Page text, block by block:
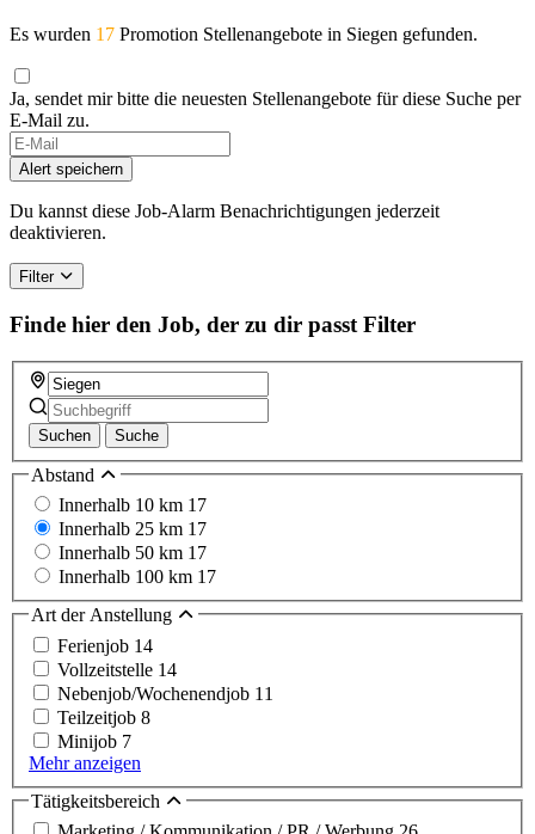
Es wurden 17 Promotion Stellenangebote in Siegen gefunden.
Ja, sendet mir bitte die neuesten Stellenangebote für diese Suche per
E-Mail zu.
If
you
are
a
human,
this
field
Alert speichern
Du kannst diese Job-Alarm Benachrichtigungen jederzeit
deaktivieren.
Filter
Finde hier den Job, der zu dir passt Filter
Suchen Suche
Abstand
Innerhalb 10 km 17
Innerhalb 25 km 17
Innerhalb 50 km 17
Innerhalb 100 km 17
Art der Anstellung
Ferienjob 14
Vollzeitstelle 14
Nebenjob/Wochenendjob 11
Teilzeitjob 8
Minijob 7
Mehr anzeigen
Tätigkeitsbereich